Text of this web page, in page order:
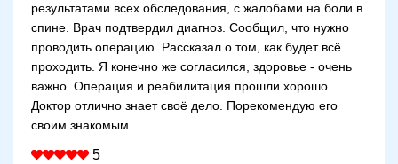
результатами всех обследования, с жалобами на боли в
спине. Врач подтвердил диагноз. Сообщил, что нужно
проводить операцию. Рассказал о том, как будет всё
проходить. Я конечно же согласился, здоровье - очень
важно. Операция и реабилитация прошли хорошо.
Доктор отлично знает своё дело. Порекомендую его
своим знакомым.
5